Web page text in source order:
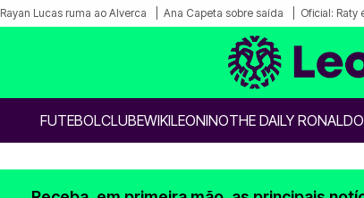
Rayan Lucas ruma ao Alverca Ana Capeta sobre saída Oficial: Raty
FUTEBOLCLUBEWIKILEONINOTHE DAILY RONALDO